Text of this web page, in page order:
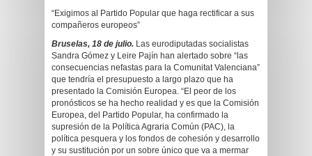
“Exigimos al Partido Popular que haga rectificar a sus
compañeros europeos”
Bruselas, 18 de julio. Las eurodiputadas socialistas
Sandra Gómez y Leire Pajín han alertado sobre “las
consecuencias nefastas para la Comunitat Valenciana”
que tendría el presupuesto a largo plazo que ha
presentado la Comisión Europea. “El peor de los
pronósticos se ha hecho realidad y es que la Comisión
Europea, del Partido Popular, ha confirmado la
supresión de la Política Agraria Común (PAC), la
política pesquera y los fondos de cohesión y desarrollo
y su sustitución por un sobre único que va a mermar